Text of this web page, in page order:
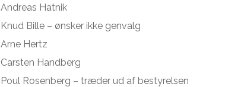
Andreas Hatnik
Knud Bille – ønsker ikke genvalg
Arne Hertz
Carsten Handberg
Poul Rosenberg – træder ud af bestyrelsen